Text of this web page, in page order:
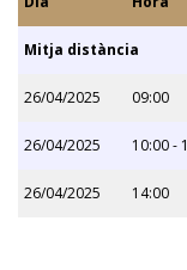
Mitja distància
26/04/2025 09:00
26/04/2025 10:00 -
26/04/2025 14:00